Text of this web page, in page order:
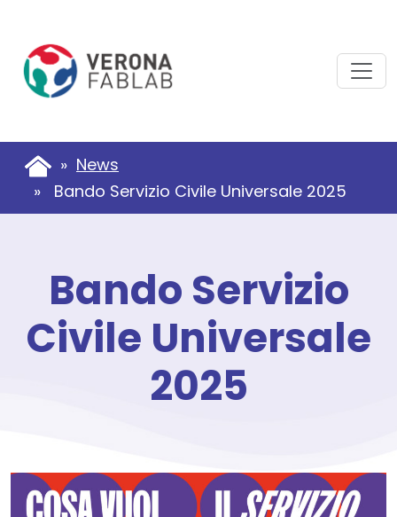
contenuto
principale
» News
» Bando Servizio Civile Universale 2025
Bando Servizio
Civile Universale
2025